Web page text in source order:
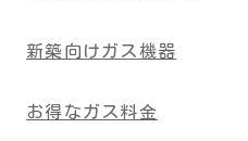
新築向けガス機器
お得なガス料金